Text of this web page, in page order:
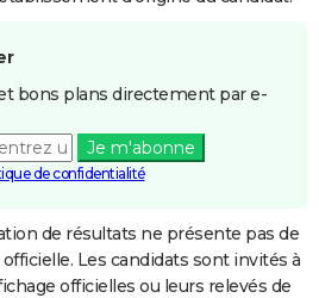
bons plans directement par e-
Je m'abonne
de confidentialité
de résultats ne présente pas de
Les candidats sont invités à
officielles ou leurs relevés de